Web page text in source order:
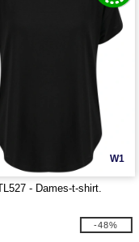
W1
- Dames-t-shirt.
-48%